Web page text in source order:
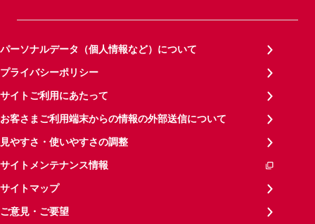
パーソナルデータ（個人情報など）について
プライバシーポリシー
サイトご利用にあたって
お客さまご利用端末からの情報の外部送信について
見やすさ・使いやすさの調整
サイトメンテナンス情報
サイトマップ
ご意見・ご要望